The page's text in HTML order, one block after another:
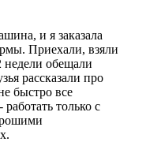
и я заказала
Приехали, взяли
недели обещали
рассказали про
быстро все
только с